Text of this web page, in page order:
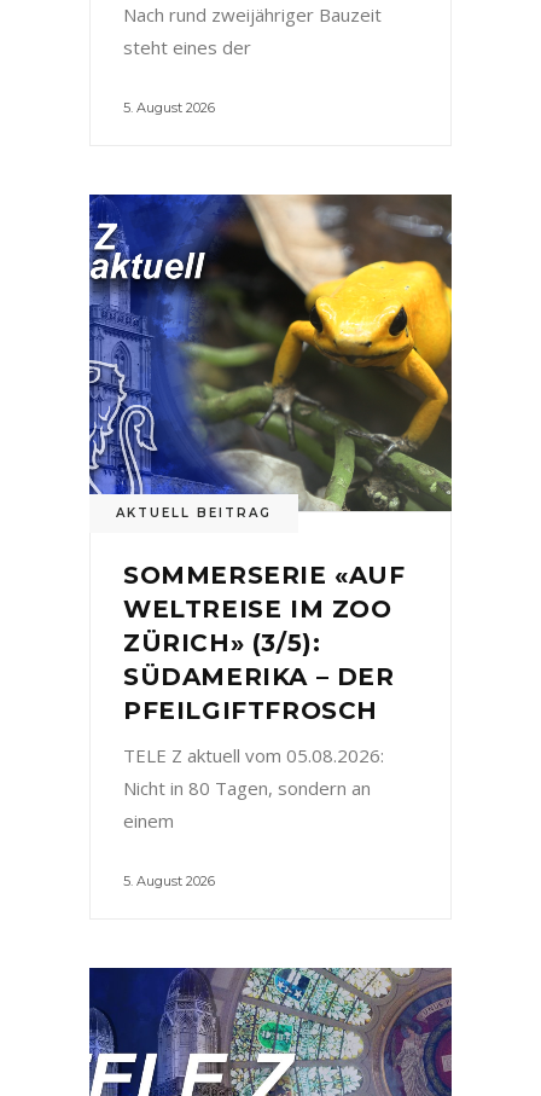
Nach rund zweijähriger Bauzeit
steht eines der
5. August 2026
AKTUELL BEITRAG
SOMMERSERIE «AUF
WELTREISE IM ZOO
ZÜRICH» (3/5):
SÜDAMERIKA – DER
PFEILGIFTFROSCH
TELE Z aktuell vom 05.08.2026:
Nicht in 80 Tagen, sondern an
einem
5. August 2026